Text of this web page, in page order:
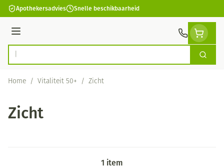
Ga naar de inhoud
Apothekersadvies Snelle beschikbaarheid
Menu
Product, merk, categorie... Zoek
Home / Vitaliteit 50+ / Zicht
Zicht
1 item